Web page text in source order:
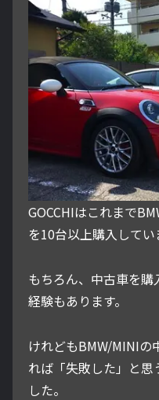
GOCCHIはこれまで
を10台以上購入してい
もちろん、中古車を
経験もあります。
けれどもBMW/MINIの
れば「失敗した」と
した。